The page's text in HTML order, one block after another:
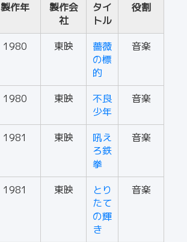
製作年
製作会
社
タイ
トル
役割
1980 東映
薔薇
の標
的
音楽
1980 東映
不良
少年
音楽
1981 東映
吼え
ろ鉄
拳
音楽
1981 東映
とり
たて
の輝
き
音楽